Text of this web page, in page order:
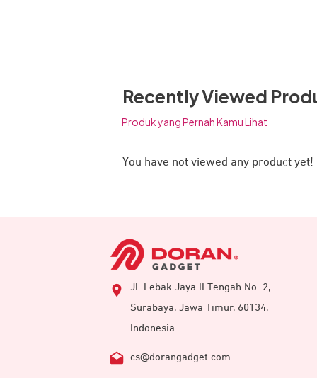
Recently Viewed
Produk yang Pernah Kamu Lihat
You have not viewed any product yet!
Jl. Lebak Jaya II Tengah No. 2,
Surabaya, Jawa Timur, 60134,
Indonesia
cs@dorangadget.com